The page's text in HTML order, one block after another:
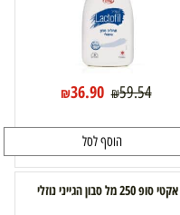
₪59.54
₪36.90
הוסף לסל
אקטי סופ 250 מל סבון הגייני נוזלי